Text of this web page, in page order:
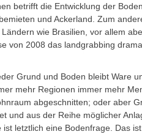
betrifft die Entwicklung der
und Ackerland. Zum
wie Brasilien, vor allem
von 2008 das landgrabbing
Grund und Boden bleibt Ware
mehr Regionen immer mehr
abgeschnitten; oder aber
und aus der Reihe möglicher
letztlich eine Bodenfrage. Das